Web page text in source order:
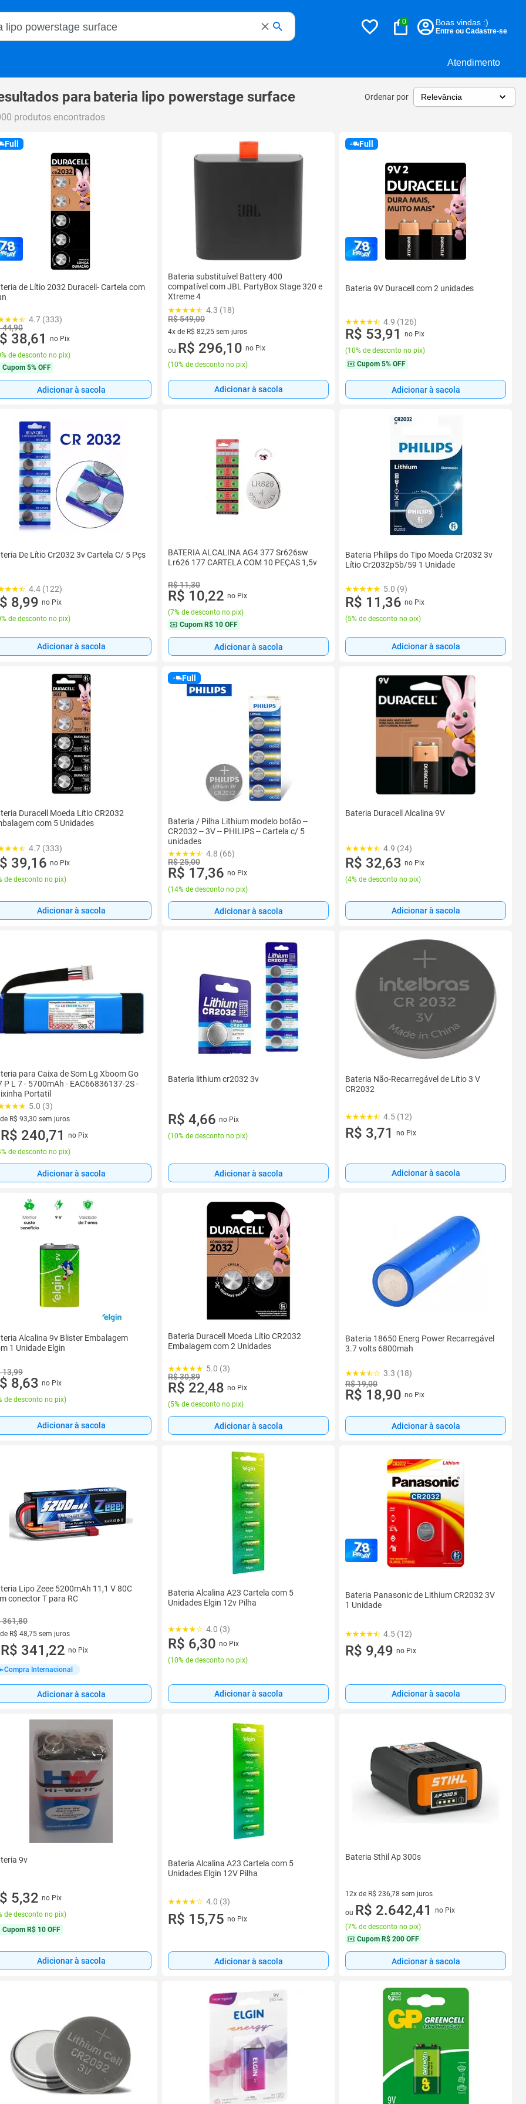
Atendimento
Magalu
0 Boas vindas :)
Entre ou Cadastre-se
para bateria lipo powerstage surface Ordenar por
produtos encontrados
Full
de Lítio 2032 Duracell- Cartela com
4.7 (333)
44,90
38,61
no Pix
de desconto no pix)
Cupom 5% OFF
Adicionar à sacola
Bateria substituível Battery 400
compatível com JBL PartyBox Stage 320 e
Xtreme 4
4.3 (18)
R$ 549,00
4x de R$ 82,25 sem juros
4 vez de R$ 82,25 sem juros
ou R$ 296,10 no Pix
(10% de desconto no pix)
Adicionar à sacola
Full
Bateria 9V Duracell com 2 unidades
4.9 (126)
R$ 53,91
no Pix
(10% de desconto no pix)
Cupom 5% OFF
Adicionar à sacola
De Lítio Cr2032 3v Cartela C/ 5 Pçs
4.4 (122)
8,99 no Pix
de desconto no pix)
Adicionar à sacola
BATERIA ALCALINA AG4 377 Sr626sw
Lr626 177 CARTELA COM 10 PEÇAS 1,5v
R$ 11,30
R$ 10,22 no Pix
(7% de desconto no pix)
Cupom R$ 10 OFF
Adicionar à sacola
Bateria Philips do Tipo Moeda Cr2032 3v
Lítio Cr2032p5b/59 1 Unidade
5.0 (9)
R$ 11,36 no Pix
(5% de desconto no pix)
Adicionar à sacola
Duracell Moeda Lítio CR2032
com 5 Unidades
4.7 (333)
39,16 no Pix
de desconto no pix)
Adicionar à sacola
Full
Bateria / Pilha Lithium modelo botão --
CR2032 -- 3V -- PHILIPS -- Cartela c/ 5
unidades
4.8 (66)
R$ 25,00
R$ 17,36 no Pix
(14% de desconto no pix)
Adicionar à sacola
Bateria Duracell Alcalina 9V
4.9 (24)
R$ 32,63 no Pix
(4% de desconto no pix)
Adicionar à sacola
para Caixa de Som Lg Xboom Go
P L 7 - 5700mAh - EAC66836137-2S -
Portatil
5.0 (3)
R$ 93,30 sem juros
de R$ 93,30 sem juros
R$ 240,71
no Pix
de desconto no pix)
Adicionar à sacola
Bateria lithium cr2032 3v
R$ 4,66 no Pix
(10% de desconto no pix)
Adicionar à sacola
Bateria Não-Recarregável de Lítio 3 V
CR2032
4.5 (12)
R$ 3,71 no Pix
Adicionar à sacola
Alcalina 9v Blister Embalagem
1 Unidade Elgin
13,99
8,63 no Pix
de desconto no pix)
Adicionar à sacola
Bateria Duracell Moeda Lítio CR2032
Embalagem com 2 Unidades
5.0 (3)
R$ 30,89
R$ 22,48 no Pix
(5% de desconto no pix)
Adicionar à sacola
Bateria 18650 Energ Power Recarregável
3.7 volts 6800mah
3.3 (18)
R$ 19,00
R$ 18,90 no Pix
Adicionar à sacola
Lipo Zeee 5200mAh 11,1 V 80C
conector T para RC
361,80
R$ 48,75 sem juros
de R$ 48,75 sem juros
R$ 341,22 no Pix
Compra Internacional
Adicionar à sacola
Bateria Alcalina A23 Cartela com 5
Unidades Elgin 12v Pilha
4.0 (3)
R$ 6,30 no Pix
(10% de desconto no pix)
Adicionar à sacola
Bateria Panasonic de Lithium CR2032 3V
1 Unidade
4.5 (12)
R$ 9,49 no Pix
Adicionar à sacola
9v
5,32 no Pix
de desconto no pix)
Cupom R$ 10 OFF
Adicionar à sacola
Bateria Alcalina A23 Cartela com 5
Unidades Elgin 12V Pilha
4.0 (3)
R$ 15,75 no Pix
Adicionar à sacola
Bateria Sthil Ap 300s
12x de R$ 236,78 sem juros
12 vez de R$ 236,78 sem juros
ou R$ 2.642,41
no Pix
(7% de desconto no pix)
Cupom R$ 200 OFF
Adicionar à sacola